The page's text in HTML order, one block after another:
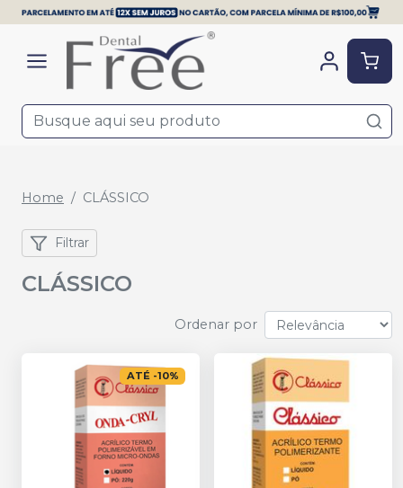
Home CLÁSSICO
Filtrar
CLÁSSICO
Ordenar por
ATÉ -10%